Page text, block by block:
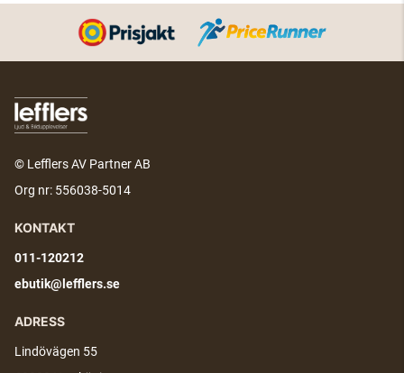
© Lefflers AV Partner AB
Org nr: 556038-5014
KONTAKT
011-120212
ebutik@lefflers.se
ADRESS
Lindövägen 55